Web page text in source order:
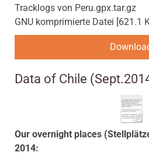
Tracklogs von Peru.gpx.tar.gz
GNU komprimierte Datei 621.1
Data of Chile
Our overnight places
2014: